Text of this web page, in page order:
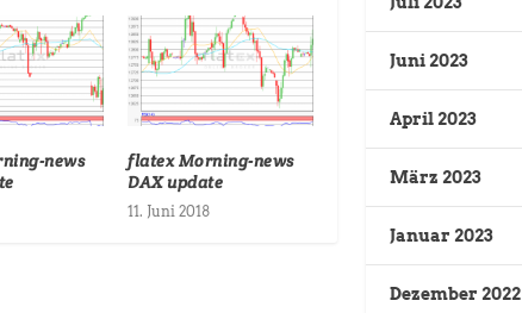
news
flatex Morning-news
DAX update
11. Juni 2018
Juni 2023
April 2023
März 2023
Januar 2023
Dezember 2022